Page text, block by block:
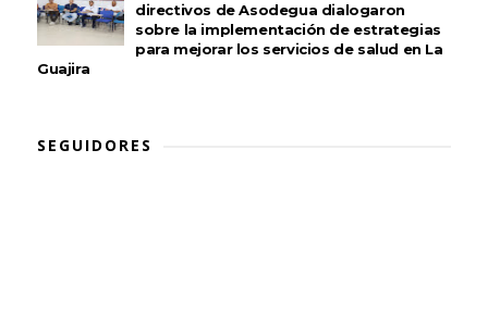
directivos de Asodegua dialogaron
sobre la implementación de estrategias
para mejorar los servicios de salud en La
Guajira
SEGUIDORES